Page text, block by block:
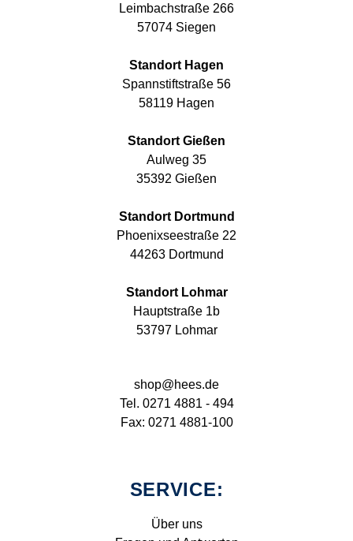
Leimbachstraße 266
57074 Siegen
Standort Hagen
Spannstiftstraße 56
58119 Hagen
Standort Gießen
Aulweg 35
35392 Gießen
Standort Dortmund
Phoenixseestraße 22
44263 Dortmund
Standort Lohmar
Hauptstraße 1b
53797 Lohmar
shop@hees.de
Tel. 0271 4881 - 494
Fax: 0271 4881-100
SERVICE:
Über uns